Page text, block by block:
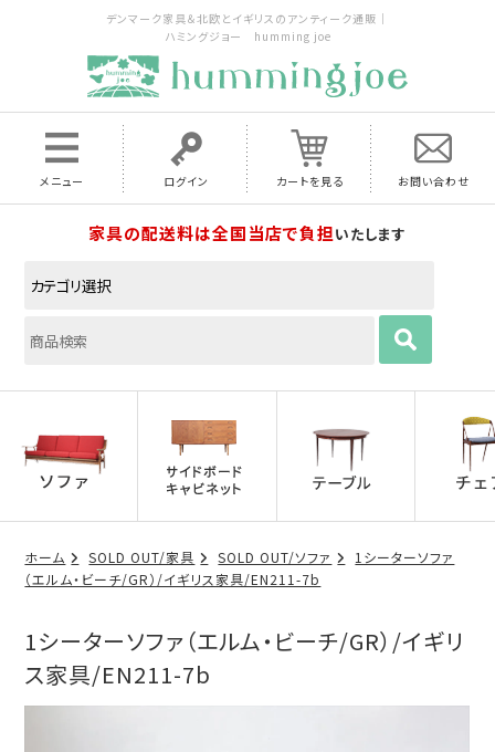
デンマーク家具＆北欧とイギリスのアンティーク通販｜
ハミングジョー humming joe
メニュー ログイン カートを見る お問い合わせ
家具の配送料は全国当店で負担いたします
ホーム SOLD OUT/家具 SOLD OUT/ソファ
1シーターソファ
（エルム・ビーチ/GR）/イギリス家具/EN211-7b
1シーターソファ（エルム・ビーチ/GR）/イギリ
ス家具/EN211-7b